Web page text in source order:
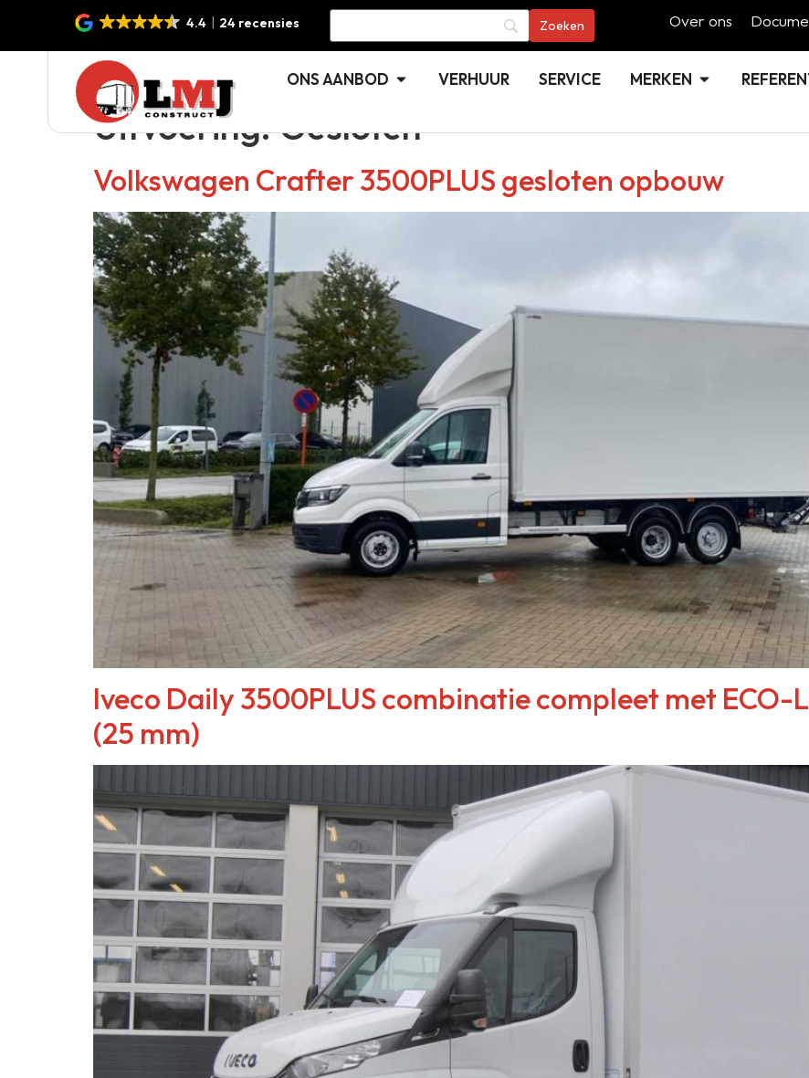
4.4 24 recensies Over ons
ONS AANBOD VERHUUR SERVICE MERKEN
Uitvoering:Gesloten
Volkswagen Crafter 3500PLUS gesloten opbouw
Iveco Daily 3500PLUS combinatie compleet met
(25 mm)